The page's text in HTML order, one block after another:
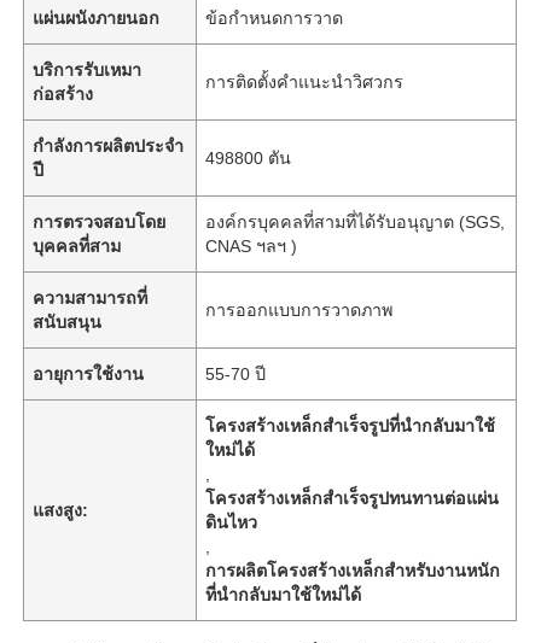
แผ่นผนังภายนอก ข้อกำหนดการวาด
บริการรับเหมา
ก่อสร้าง
การติดตั้งคำแนะนำวิศวกร
กำลังการผลิตประจำ
ปี
498800 ตัน
การตรวจสอบโดย
บุคคลที่สาม
องค์กรบุคคลที่สามที่ได้รับอนุญาต (SGS,
CNAS ฯลฯ )
ความสามารถที่
สนับสนุน
การออกแบบการวาดภาพ
อายุการใช้งาน 55-70 ปี
แสงสูง:
โครงสร้างเหล็กสำเร็จรูปที่นำกลับมาใช้
ใหม่ได้
โครงสร้างเหล็กสำเร็จรูปทนทานต่อแผ่น
ดินไหว
การผลิตโครงสร้างเหล็กสำหรับงานหนัก
ที่นำกลับมาใช้ใหม่ได้